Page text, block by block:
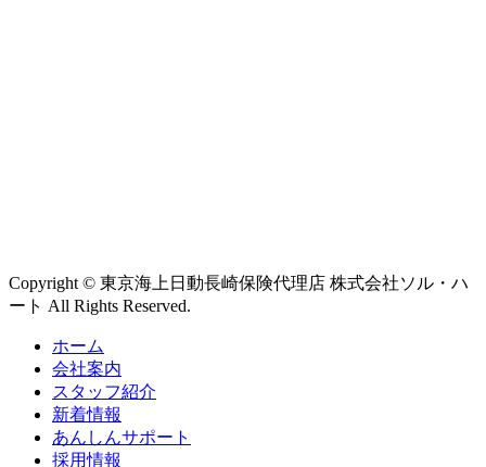
Copyright © 東京海上日動長崎保険代理店 株式会社ソル・ハ
ート All Rights Reserved.
ホーム
会社案内
スタッフ紹介
新着情報
あんしんサポート
採用情報